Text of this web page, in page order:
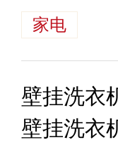
展方向
家电
壁挂洗衣
壁挂洗衣